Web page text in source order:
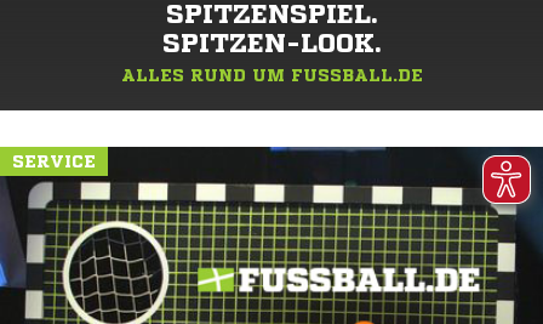
SPITZENSPIEL.
SPITZEN-LOOK.
ALLES RUND UM FUSSBALL.DE
SERVICE